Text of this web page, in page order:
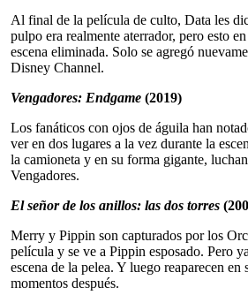
Al final de la película de culto, Data les
pulpo era realmente aterrador, pero esto
escena eliminada. Solo se agregó
Disney Channel.
Vengadores: Endgame (2019)
Los fanáticos con ojos de águila han
ver en dos lugares a la vez durante la
la camioneta y en su forma gigante,
Vengadores.
El señor de los anillos: las dos torres
Merry y Pippin son capturados por los
película y se ve a Pippin esposado. Pero
escena de la pelea. Y luego reaparecen en
momentos después.